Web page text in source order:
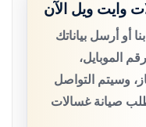
وايت ويل الآن
أو أرسل بياناتك
الموبايل،
وسيتم التواصل
صيانة غسالات